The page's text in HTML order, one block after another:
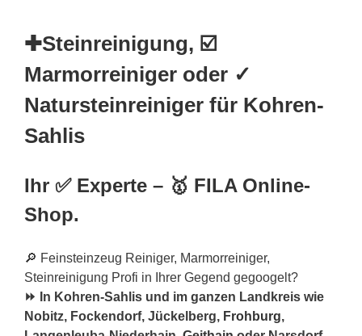
✚Steinreinigung, ☑️
Marmorreiniger oder ✓
Natursteinreiniger für Kohren-
Sahlis
Ihr ✅ Experte – 🥇 FILA Online-
Shop.
🔎 Feinsteinzeug Reiniger, Marmorreiniger,
Steinreinigung Profi in Ihrer Gegend gegoogelt?
⏩ In Kohren-Sahlis und im ganzen Landkreis wie
Nobitz, Fockendorf, Jückelberg, Frohburg,